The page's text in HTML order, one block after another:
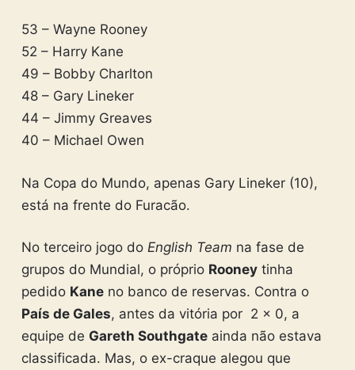
53 – Wayne Rooney
52 – Harry Kane
49 – Bobby Charlton
48 – Gary Lineker
44 – Jimmy Greaves
40 – Michael Owen
Na Copa do Mundo, apenas Gary Lineker (10),
está na frente do Furacão.
No terceiro jogo do English Team na fase de
grupos do Mundial, o próprio Rooneytinha
pedido Kaneno banco de reservas. Contra o
País de Gales, antes da vitória por 2 x 0, a
equipe de Gareth Southgateainda não estava
classificada. Mas, o ex-craque alegou que